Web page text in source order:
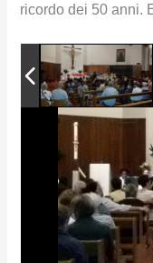
ricordo dei 50 anni.